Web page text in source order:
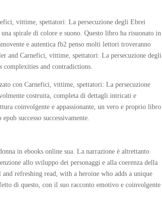
vittime, spettatori: La persecuzione degli Ebrei
spirale di colore e suono. Questo libro ha risuonato in
e autentica fb2 penso molti lettori troveranno
and Carnefici, vittime, spettatori: La persecuzione degli
and contradictions.
con Carnefici, vittime, spettatori: La persecuzione
costruita, completa di dettagli intricati e
coinvolgente e appassionante, un vero e proprio libro
successo successivamente.
in ebooks online sua. La narrazione è altrettanto
allo sviluppo dei personaggi e alla coerenza della
refreshing read, with a heroine who adds a unique
di questo, con il suo racconto emotivo e coinvolgente